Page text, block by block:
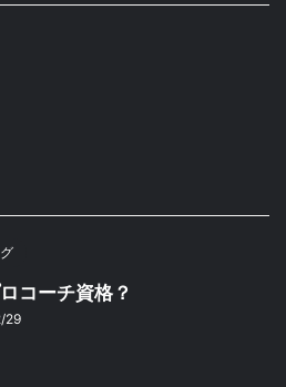
コーチ資格？
29